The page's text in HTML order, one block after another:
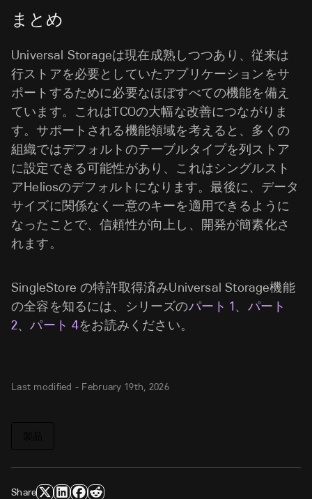
まとめ
Universal Storageは現在成熟しつつあり、従来は
行ストアを必要としていたアプリケーションをサ
ポートするために必要なほぼすべての機能を備え
ています。これはTCOの大幅な改善につながりま
す。サポートされる機能領域を考えると、多くの
組織ではデフォルトのテーブルタイプを列ストア
に設定できる可能性があり、これはシングルスト
アHeliosのデフォルトになります。最後に、データ
サイズに関係なく一意のキーを適用できるように
なったことで、信頼性が向上し、開発が簡素化さ
れます。
SingleStore の特許取得済みUniversal Storage機能
の全容を知るには、シリーズのパート 1、 パート
2、パート 4をお読みください。
Last modified - February 19th, 2026
Share